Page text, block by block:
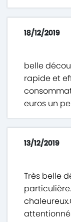
18/12/2019
belle
rapide et
euros un
13/12/2019
Très belle